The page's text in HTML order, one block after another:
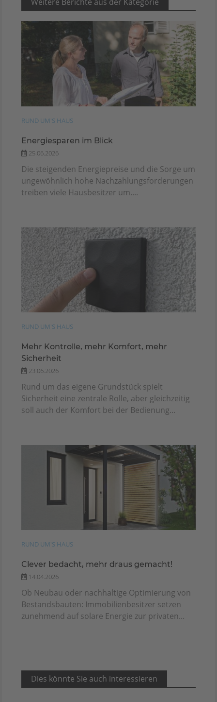
RUND UM'S HAUS
Energiesparen im Blick
25.06.2026
Die steigenden Energiepreise und die Sorge um
ungewöhnlich hohe Nachzahlungsforderungen
treiben viele Hausbesitzer um....
RUND UM'S HAUS
Mehr Kontrolle, mehr Komfort, mehr
Sicherheit
23.06.2026
Rund um das eigene Grundstück spielt
Sicherheit eine zentrale Rolle, aber gleichzeitig
soll auch der Komfort bei der Bedienung...
RUND UM'S HAUS
Clever bedacht, mehr draus gemacht!
14.04.2026
Ob Neubau oder nachhaltige Optimierung von
Bestandsbauten: Immobilienbesitzer setzen
zunehmend auf solare Energie zur privaten...
Dies könnte Sie auch interessieren